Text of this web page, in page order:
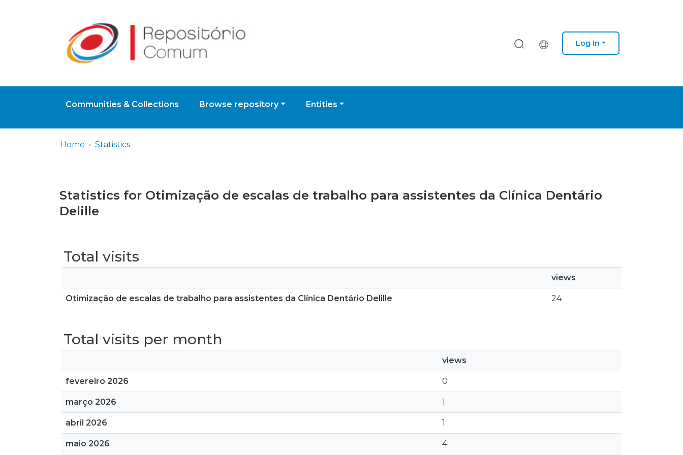
Log In
Communities & Collections Browse repository Entities
Home Statistics
Statistics for Otimização de escalas de trabalho para assistentes da Clínica Dentário
Delille
Total visits
views
Otimização de escalas de trabalho para assistentes da Clínica Dentário Delille 24
Total visits per month
views
fevereiro 2026 0
março 2026 1
abril 2026 1
maio 2026 4